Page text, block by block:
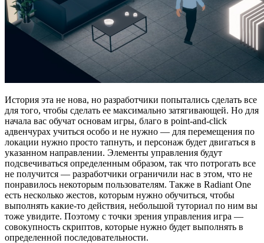
История эта не нова, но разработчики попытались сделать все
для того, чтобы сделать ее максимально затягивающей. Но для
начала вас обучат основам игры, благо в point-and-click
адвенчурах учиться особо и не нужно — для перемещения по
локации нужно просто тапнуть, и персонаж будет двигаться в
указанном направлении. Элементы управления будут
подсвечиваться определенным образом, так что потрогать все
не получится — разработчики ограничили нас в этом, что не
понравилось некоторым пользователям. Также в Radiant One
есть несколько жестов, которым нужно обучиться, чтобы
выполнять какие-то действия, небольшой туториал по ним вы
тоже увидите. Поэтому с точки зрения управления игра —
совокупность скриптов, которые нужно будет выполнять в
определенной последовательности.